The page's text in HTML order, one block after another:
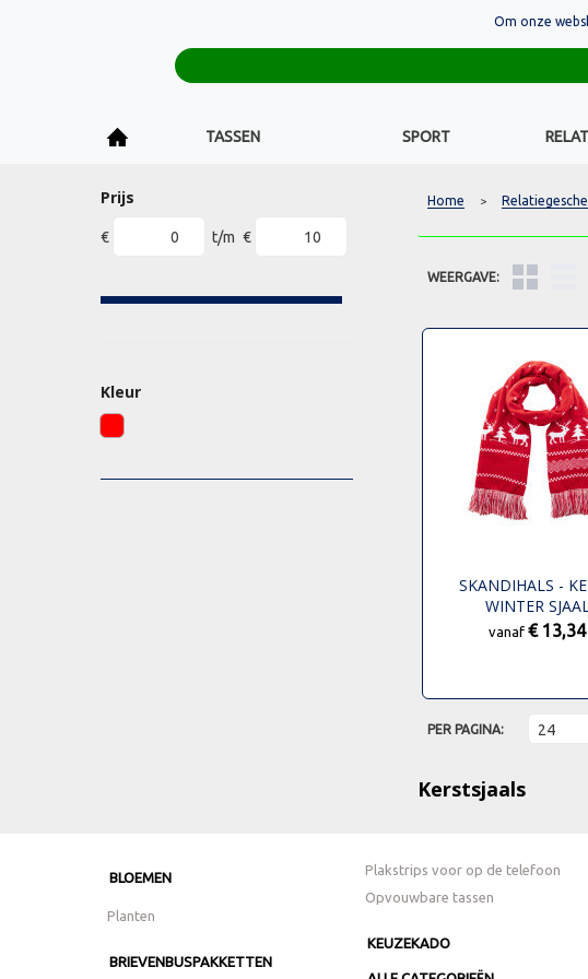
TASSEN SPORT
Prijs
€ t/m €
Kleur
Home >
WEERGAVE:
SKANDIHALS -
WINTER
vanaf€ 13,34
PER PAGINA:
Kerstsjaals
BLOEMEN
Planten
BRIEVENBUSPAKKETTEN
Plakstrips voor op de telefoon
Opvouwbare tassen
KEUZEKADO
Om onze